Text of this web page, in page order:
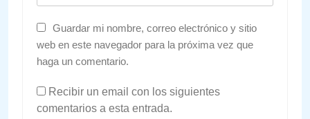
Guardar mi nombre, correo electrónico y sitio
web en este navegador para la próxima vez que
haga un comentario.
Recibir un email con los siguientes
comentarios a esta entrada.